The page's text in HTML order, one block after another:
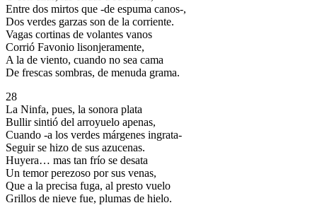
Entre dos mirtos que -de espuma canos-,
Dos verdes garzas son de la corriente.
Vagas cortinas de volantes vanos
Corrió Favonio lisonjeramente,
A la de viento, cuando no sea cama
De frescas sombras, de menuda grama.
28
La Ninfa, pues, la sonora plata
Bullir sintió del arroyuelo apenas,
Cuando -a los verdes márgenes ingrata-
Seguir se hizo de sus azucenas.
Huyera… mas tan frío se desata
Un temor perezoso por sus venas,
Que a la precisa fuga, al presto vuelo
Grillos de nieve fue, plumas de hielo.